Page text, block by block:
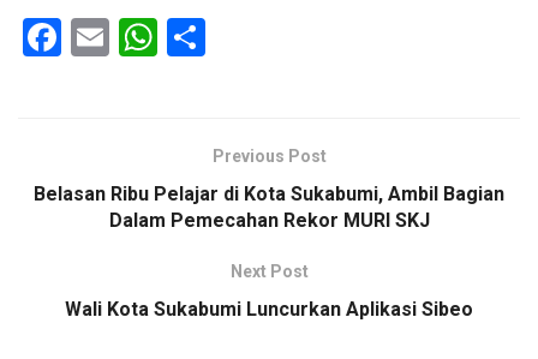
F
o
E
W
A
p
ePrevious Post
Belasan Ribu Pelajar di Kota Sukabumi, Ambil Bagian
Dalam Pemecahan Rekor MURI SKJ
Next Post
Wali Kota Sukabumi Luncurkan Aplikasi Sibeo